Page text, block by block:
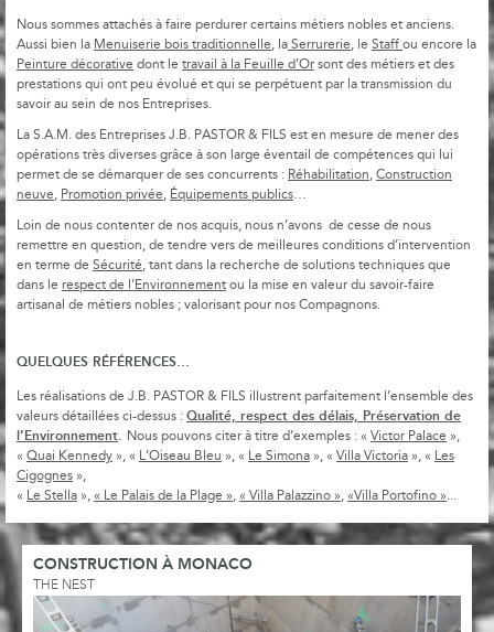
Nous sommes attachés à faire perdurer certains métiers nobles et anciens.
Aussi bien la Menuiserie bois traditionnelle, la Serrurerie, le Staff ou encore la
Peinture décorative dont le travail à la Feuille d’Or sont des métiers et des
prestations qui ont peu évolué et qui se perpétuent par la transmission du
savoir au sein de nos Entreprises.
La S.A.M. des Entreprises J.B. PASTOR & FILS est en mesure de mener des
opérations très diverses grâce à son large éventail de compétences qui lui
permet de se démarquer de ses concurrents : Réhabilitation, Construction
neuve, Promotion privée, Équipements publics…
Loin de nous contenter de nos acquis, nous n’avons de cesse de nous
remettre en question, de tendre vers de meilleures conditions d’intervention
en terme de Sécurité, tant dans la recherche de solutions techniques que
dans le respect de l’Environnement ou la mise en valeur du savoir-faire
artisanal de métiers nobles ; valorisant pour nos Compagnons.
QUELQUES RÉFÉRENCES…
Les réalisations de J.B. PASTOR & FILS illustrent parfaitement l’ensemble des
valeurs détaillées ci-dessus : Qualité, respect des délais, Préservation de
l’Environnement. Nous pouvons citer à titre d’exemples : « Victor Palace »,
« Quai Kennedy », « L’Oiseau Bleu », « Le Simona », « Villa Victoria », « Les
Cigognes »,
« Le Stella », « Le Palais de la Plage », « Villa Palazzino », «Villa Portofino »...
CONSTRUCTION À MONACO
THE NEST